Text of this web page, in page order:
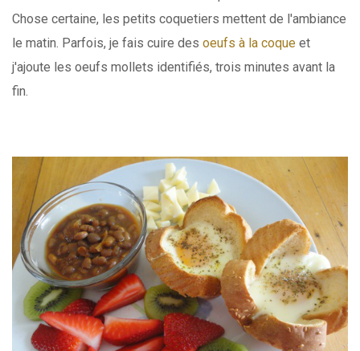
Chose certaine, les petits coquetiers mettent de l'ambiance
le matin. Parfois, je fais cuire des oeufs à la coque et
j'ajoute les oeufs mollets identifiés, trois minutes avant la
fin.